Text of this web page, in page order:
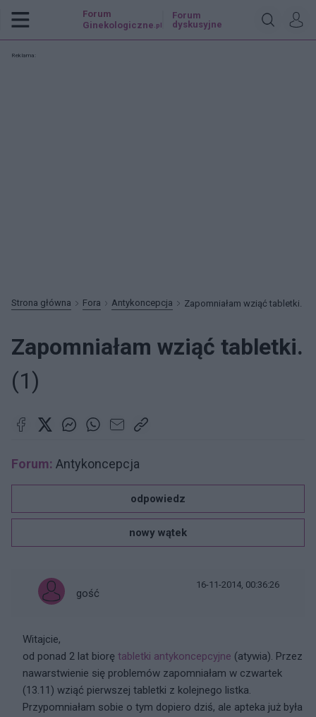
Forum
Ginekologiczne .pl
Forum
dyskusyjne
Reklama:
Strona główna Fora Antykoncepcja Zapomniałam wziąć tabletki.
Zapomniałam wziąć tabletki.
(1)
Forum: Antykoncepcja
odpowiedz
nowy wątek
gość
16-11-2014, 00:36:26
Witajcie,
od ponad 2 lat biorę tabletki antykoncepcyjne (atywia). Przez
nawarstwienie się problemów zapomniałam w czwartek
(13.11) wziąć pierwszej tabletki z kolejnego listka.
Przypomniałam sobie o tym dopiero dziś, ale apteka już była